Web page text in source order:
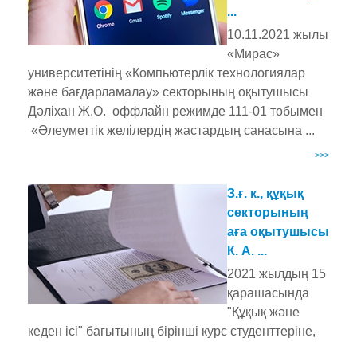
...
10.11.2021 жылы
«Мирас»
университетінің «Компьютерлік технологиялар
және бағдарламалау» секторының оқытушысы
Дәліхан Ж.О. оффлайн режимде 111-01 тобымен
«Әлеуметтік желілердің жастардың санасына ...
>>>
З.ғ. к., құқық
секторының
аға оқытушысы
К. А. ...
2021 жылдың 15
қарашасында
"Құқық және
кеден ісі" бағытының бірінші курс студенттеріне,